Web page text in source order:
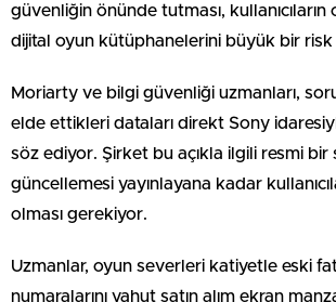
güvenliğin önünde tutması, kullanıcıların
dijital oyun kütüphanelerini büyük bir risk
Moriarty ve bilgi güvenliği uzmanları,
elde ettikleri dataları direkt Sony
söz ediyor. Şirket bu açıkla ilgili resmi bir
güncellemesi yayınlayana kadar
olması gerekiyor.
Uzmanlar, oyun severleri katiyetle eski
numaralarını yahut satın alım ekran